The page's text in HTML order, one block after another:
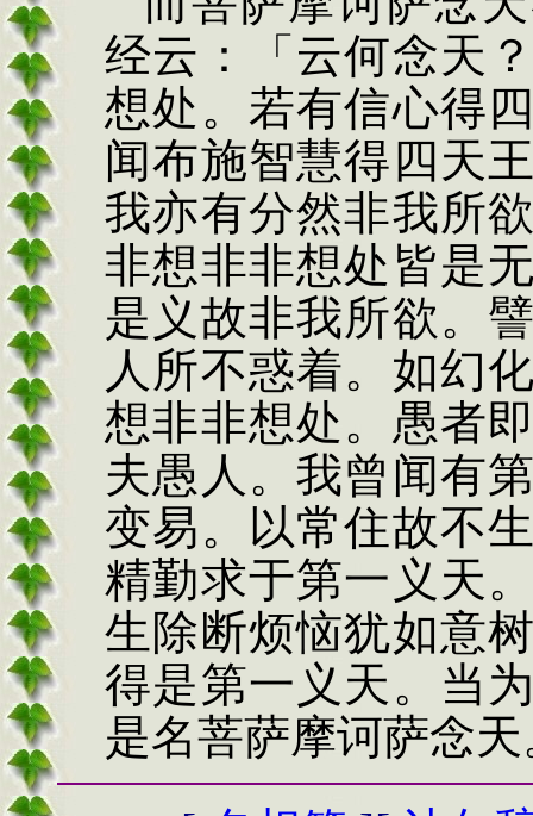
经云：「云何念天
想处。若有信心得
闻布施智慧得四天
我亦有分然非我所
非想非非想处皆是
是义故非我所欲。
人所不惑着。如幻
想非非想处。愚者
夫愚人。我曾闻有
变易。以常住故不
精勤求于第一义天
生除断烦恼犹如意
得是第一义天。当
是名菩萨摩诃萨念